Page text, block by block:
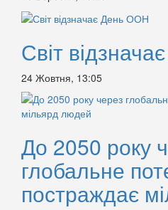
Світ
24 Жовтня, 13:05
До 2050 року
глобальне
постраждає